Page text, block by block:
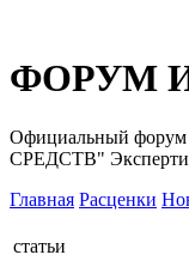
ФОРУМ
Официальный
СРЕДСТВ"
Главная Расценки
статьи